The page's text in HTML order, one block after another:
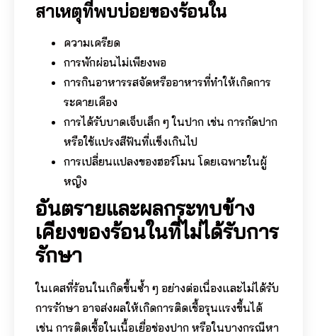
สาเหตุที่พบบ่อยของร้อนใน
ความเครียด
การพักผ่อนไม่เพียงพอ
การกินอาหารรสจัดหรืออาหารที่ทำให้เกิดการ
ระคายเคือง
การได้รับบาดเจ็บเล็ก ๆ ในปาก เช่น การกัดปาก
หรือใช้แปรงสีฟันที่แข็งเกินไป
การเปลี่ยนแปลงของฮอร์โมน โดยเฉพาะในผู้
หญิง
อันตรายและผลกระทบข้าง
เคียงของร้อนในที่ไม่ได้รับการ
รักษา
ในเคสที่ร้อนในเกิดขึ้นซ้ำ ๆ อย่างต่อเนื่องและไม่ได้รับ
การรักษา อาจส่งผลให้เกิดการติดเชื้อรุนแรงขึ้นได้
เช่น การติดเชื้อในเนื้อเยื่อช่องปาก หรือในบางกรณีหา